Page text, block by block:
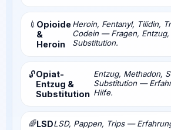
💉 Opioide
&
Heroin
Heroin, Fentanyl, Tilidin,
Codein — Fragen, Entzug,
Substitution.
🔓Opiat-
Entzug &
Substitution
Entzug, Methadon,
Substitution —
Hilfe.
🌈LSDLSD, Pappen, Trips —